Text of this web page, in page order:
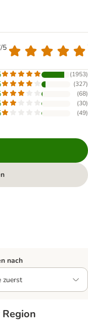
5
(1953)
(327)
(68)
(30)
(49)
nach